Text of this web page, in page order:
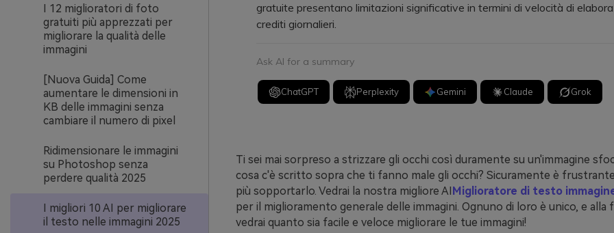
I 12 miglioratori di foto
gratuiti più apprezzati per
migliorare la qualità delle
immagini
[Nuova Guida] Come
aumentare le dimensioni in
KB delle immagini senza
cambiare il numero di pixel
Ridimensionare le immagini
su Photoshop senza
perdere qualità 2025
I migliori 10 AI per migliorare
il testo nelle immagini 2025
gratuite presentano limitazioni significative in termini di velocità di
crediti giornalieri.
Ask AI for a summary
ChatGPT Perplexity Gemini Claude Grok
Ti sei mai sorpreso a strizzare gli occhi così duramente su un'immagine
cosa c'è scritto sopra che ti fanno male gli occhi? Sicuramente è
più sopportarlo. Vedrai la nostra migliore AIMiglioratore di testo
per il miglioramento generale delle immagini. Ognuno di loro è unico, e alla
vedrai quanto sia facile e veloce migliorare le tue immagini!